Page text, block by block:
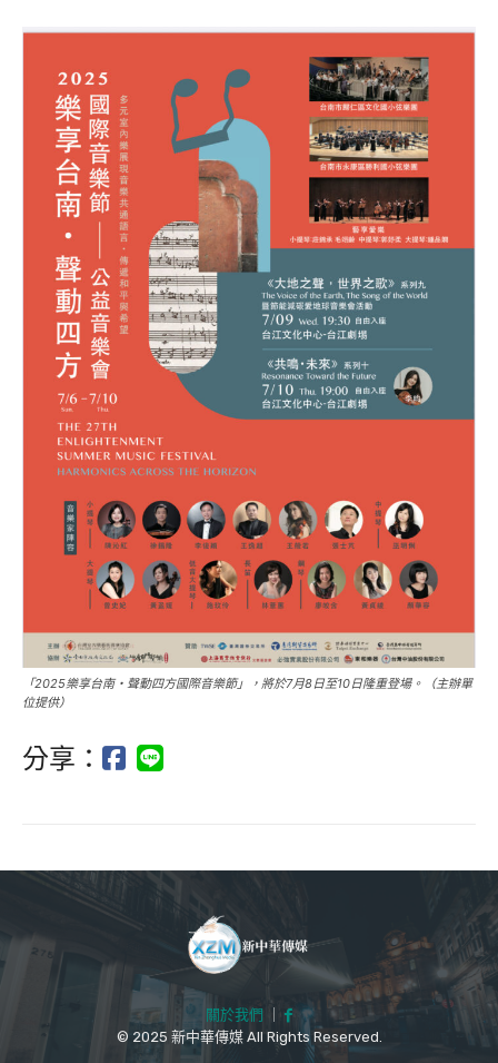
「2025樂享台南・聲動四方國際音樂節」，將於7月8日至10日隆重登場。（主辦單
位提供）
分享：
關於我們
｜
© 2025 新中華傳媒 All Rights Reserved.